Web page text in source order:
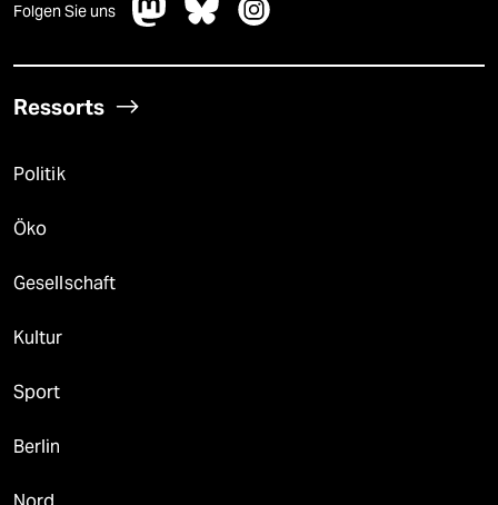
Folgen Sie uns
Ressorts
Politik
Öko
Gesellschaft
Kultur
Sport
Berlin